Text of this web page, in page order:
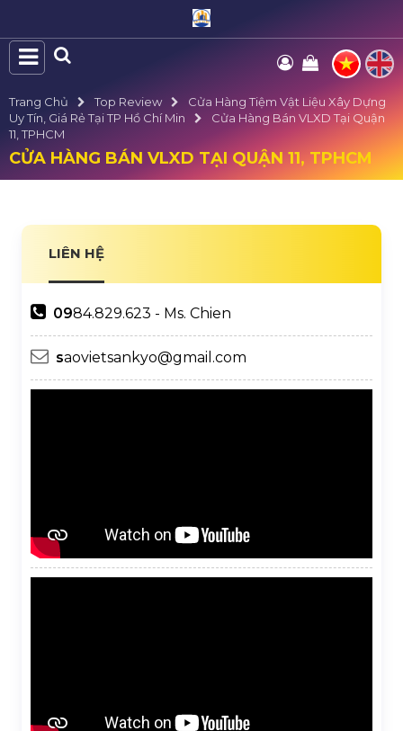
Trang Chủ Top Review
Cửa Hàng Tiệm Vật Liệu Xây Dựng
Uy Tín, Giá Rẻ Tại TP Hồ Chí Min
Cửa Hàng Bán VLXD Tại Quận
11, TPHCM
CỬA HÀNG BÁN VLXD TẠI QUẬN 11, TPHCM
LIÊN HỆ
0984.829.623 - Ms. Chien
saovietsankyo@gmail.com